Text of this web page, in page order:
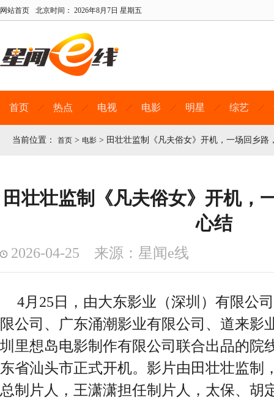
网站首页 北京时间： 2026年8月7日 星期五
首页 热点 电视 电影 明星 综艺
当前位置： 首页 > 电影 > 田壮壮监制《凡夫俗女》开机，一场回乡路
田壮壮监制《凡夫俗女》开机，
心结
2026-04-25 来源：星闻e线
4月25日，由大东影业（深圳）有限公
限公司、广东涌潮影业有限公司、道来影
圳里想岛电影制作有限公司联合出品的院
东省汕头市正式开机。影片由田壮壮监制
总制片人，王潇潇担任制片人，太保、胡